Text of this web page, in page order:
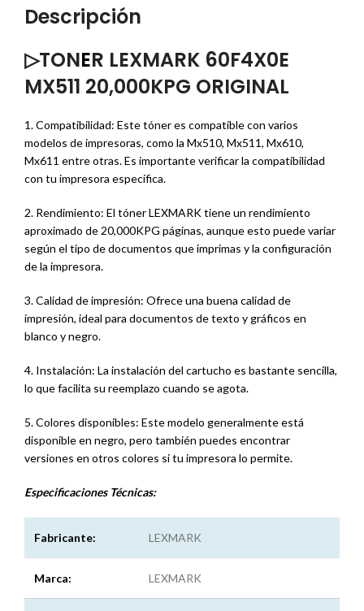
Descripción
▷TONER LEXMARK 60F4X0E
MX511 20,000KPG ORIGINAL
1. Compatibilidad: Este tóner es compatible con varios
modelos de impresoras, como la Mx510, Mx511, Mx610,
Mx611 entre otras. Es importante verificar la compatibilidad
con tu impresora específica.
2. Rendimiento: El tóner LEXMARK tiene un rendimiento
aproximado de 20,000KPG páginas, aunque esto puede variar
según el tipo de documentos que imprimas y la configuración
de la impresora.
3. Calidad de impresión: Ofrece una buena calidad de
impresión, ideal para documentos de texto y gráficos en
blanco y negro.
4. Instalación: La instalación del cartucho es bastante sencilla,
lo que facilita su reemplazo cuando se agota.
5. Colores disponibles: Este modelo generalmente está
disponible en negro, pero también puedes encontrar
versiones en otros colores si tu impresora lo permite.
Especificaciones Técnicas:
Fabricante: LEXMARK
Marca: LEXMARK